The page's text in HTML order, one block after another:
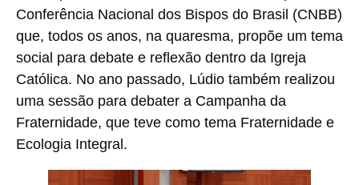
Conferência Nacional dos Bispos do Brasil (CNBB)
que, todos os anos, na quaresma, propõe um tema
social para debate e reflexão dentro da Igreja
Católica. No ano passado, Lúdio também realizou
uma sessão para debater a Campanha da
Fraternidade, que teve como tema Fraternidade e
Ecologia Integral.